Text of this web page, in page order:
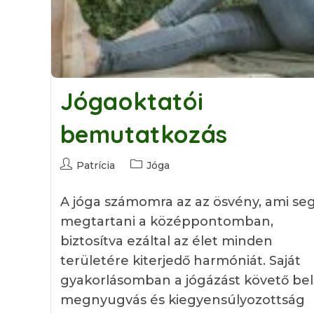
Jógaoktatói
bemutatkozás
PostPatrícia
PostJóga
A jóga számomra az az ösvény, ami
megtartani a középpontomban,
biztosítva ezáltal az élet minden
területére kiterjedő harmóniát. Saját
gyakorlásomban a jógázást követő
megnyugvás és kiegyensúlyozottság